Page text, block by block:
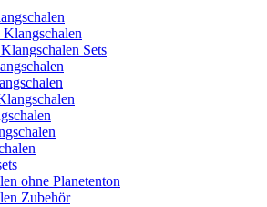
Klangschalen
Sets
ohne Planetenton
Zubehör